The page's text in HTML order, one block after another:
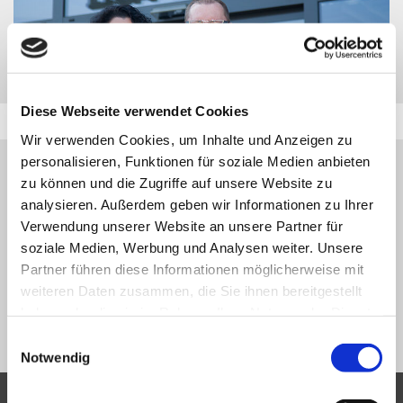
Diese Webseite verwendet Cookies
Wir verwenden Cookies, um Inhalte und Anzeigen zu
personalisieren, Funktionen für soziale Medien anbieten
zu können und die Zugriffe auf unsere Website zu
analysieren. Außerdem geben wir Informationen zu Ihrer
Verwendung unserer Website an unsere Partner für
soziale Medien, Werbung und Analysen weiter. Unsere
Partner führen diese Informationen möglicherweise mit
weiteren Daten zusammen, die Sie ihnen bereitgestellt
Notwendig
HINWEIS:
DAS GESUCHTE FAHRZEUG WURDE ZWISCHENZEITLICH
VERKAUFT BZW. IST NICHT MEHR IN UNSERER
FAHRZEUGDATENBANK VERFÜGBAR.
VIELEN DANK FÜR IHR VERSTÄNDNIS.